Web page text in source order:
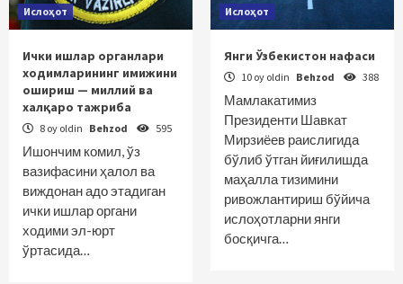
Ислоҳот
Ички ишлар органлари
ходимларининг имижини
ошириш — миллий ва
халқаро тажриба
8 oy oldin Behzod 595
Ишончим комил, ўз
вазифасини ҳалол ва
виждонан адо этадиган
ички ишлар органи
ходими эл-юрт
ўртасида…
Ислоҳот
Янги Ўзбекистон нафаси
10 oy oldin Behzod 388
Мамлакатимиз
Президенти Шавкат
Мирзиёев раислигида
бўлиб ўтган йиғилишда
маҳалла тизимини
ривожлантириш бўйича
ислоҳотларни янги
босқичга…